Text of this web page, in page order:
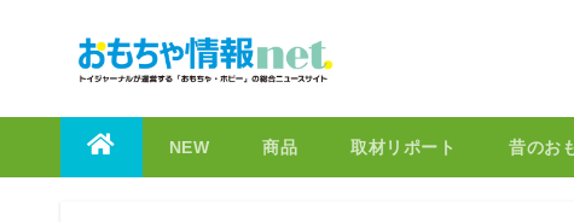
NEW 商品 取材リポート 昔のお